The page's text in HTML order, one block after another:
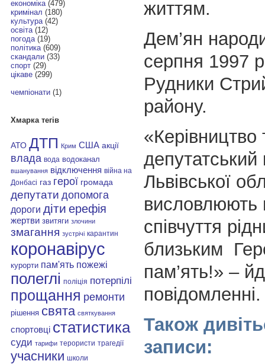
економіка(479)
кримінал (180)
культура(42)
освіта(12)
погода(19)
політика(609)
скандали(33)
спорт(29)
цікаве(299)
чемпіонати(1)
Хмарка тегів
АТО ДТП Крим США акції
влада вода водоканал
вшанування відключення війна на
Донбасі газ герої громада
депутати допомога
дороги діти ерефія
жертви звитяги злочини
змагання зустрічі карантин
коронавірус
курорти пам'ять пожежі
полеглі поліція потерпілі
прощання ремонти
рішення свята святкування
спортовці статистика
суди тарифи терористи трагедії
учасники школи
життям.
Дем’ян
серпня 1997
Рудники
району.
«Керівництво
депутатський
Львівської
висловлюють
співчуття
близьким
пам’ять!» –
повідомленні.
Також
записи: